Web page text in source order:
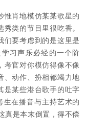
惟肖地模仿某某歌星的
类的节目里很吃香。
们要考虑到的是这里是
习声乐必经的一个阶
考官对你模仿得像不像
、动作、扮相都竭力地
是某些港台歌手的吐字
在播音与主持艺术的
真是本末倒置，得不偿